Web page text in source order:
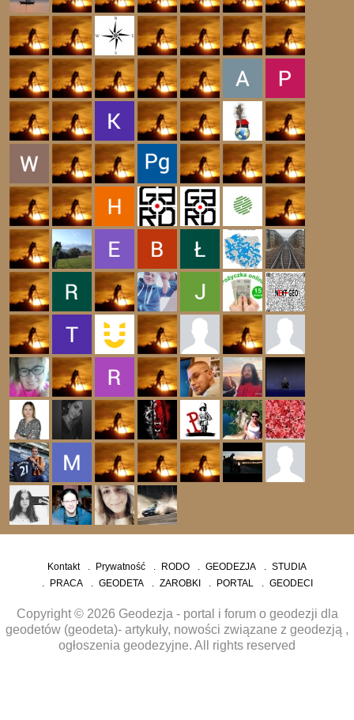
Kontakt Prywatność RODO GEODEZJA
STUDIA
PRACA
GEODETA ZAROBKI PORTAL GEODECI
Copyright © 2026 Geodezja - portal i forum o geodezji dla
geodetów (geodeta)- artykuły, nowości związane z geodezją ,
ogłoszenia geodezyjne. All rights reserved